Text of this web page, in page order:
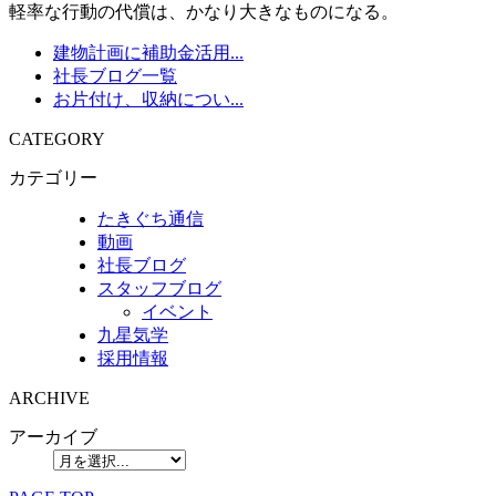
軽率な行動の代償は、かなり大きなものになる。
建物計画に補助金活用...
社長ブログ一覧
お片付け、収納につい...
CATEGORY
カテゴリー
たきぐち通信
動画
社長ブログ
スタッフブログ
イベント
九星気学
採用情報
ARCHIVE
アーカイブ